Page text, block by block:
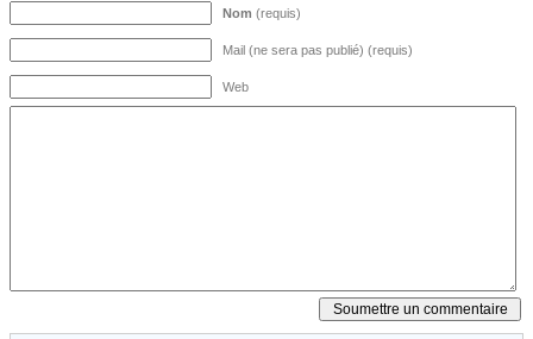
Nom (requis)
Mail (ne sera pas publié) (requis)
Web